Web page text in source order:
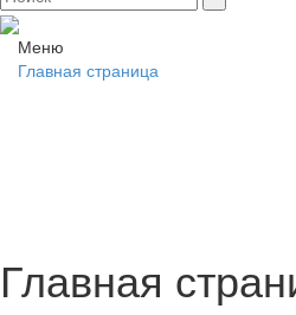
Меню
Главная страница
Главная